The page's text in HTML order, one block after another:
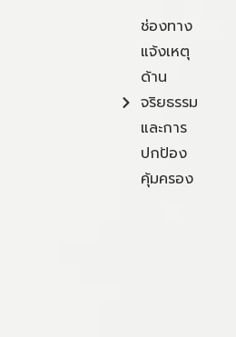
ช่องทาง
แจ้งเหตุ
ด้าน
จริยธรรม
และการ
ปกป้อง
คุ้มครอง